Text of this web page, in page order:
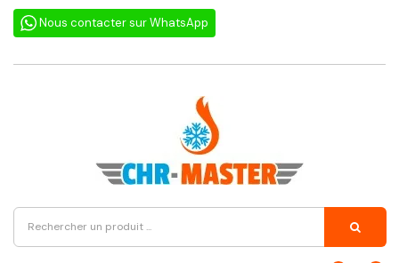
Nous contacter sur WhatsApp